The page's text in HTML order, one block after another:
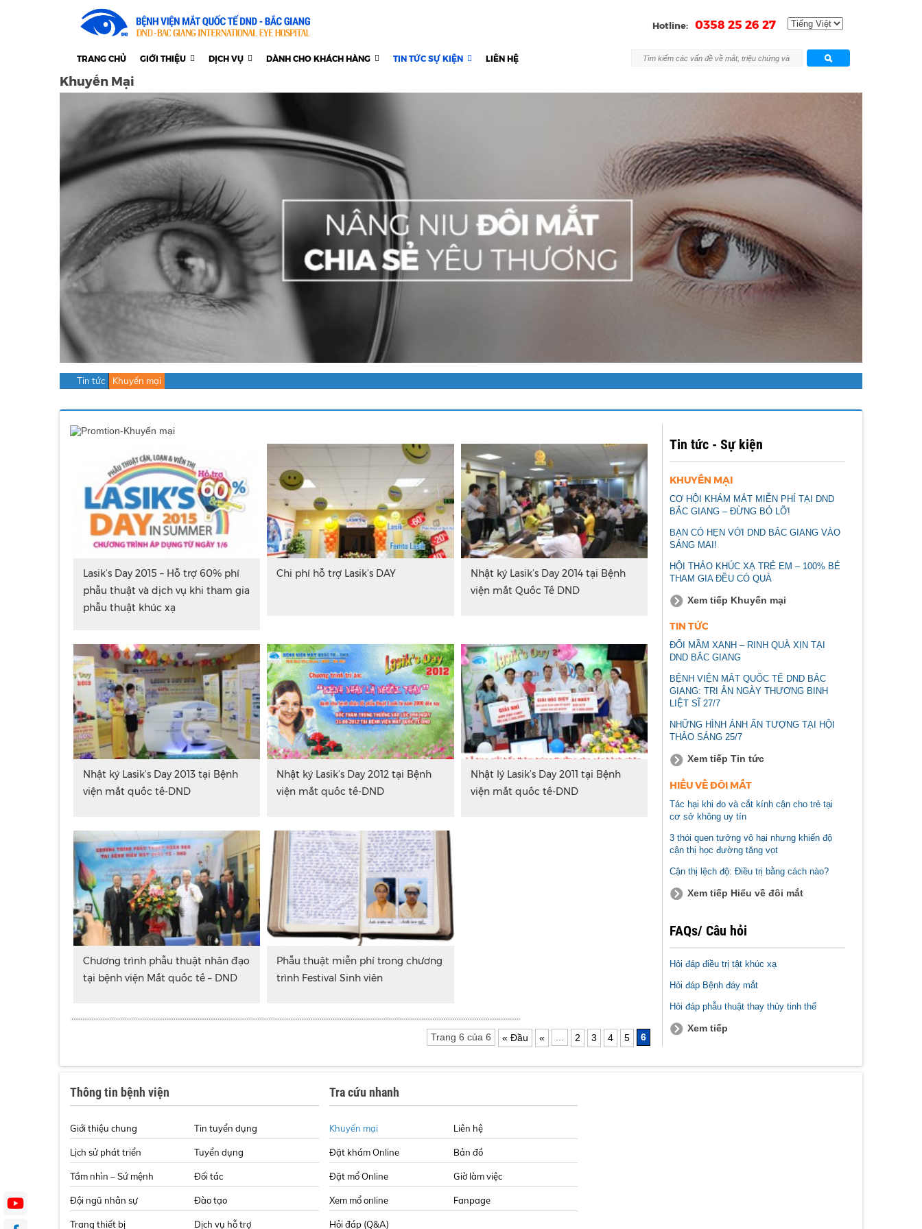
Hotline: 0358 25 26 27
TRANG CHỦ GIỚI THIỆU DỊCH VỤ DÀNH CHO KHÁCH HÀNG TIN TỨC SỰ KIỆN LIÊN HỆ
Khuyến Mại
Tin tức Khuyến mại
Lasik’s Day 2015 – Hỗ trợ 60% phí
phẫu thuật và dịch vụ khi tham gia
phẫu thuật khúc xạ
Chi phí hỗ trợ Lasik’s DAY
Nhật ký Lasik’s Day 2014 tại Bệnh
viện mắt Quốc Tế DND
Nhật ký Lasik’s Day 2013 tại Bệnh
viện mắt quốc tế-DND
Nhật ký Lasik’s Day 2012 tại Bệnh
viện mắt quốc tế-DND
Nhật lý Lasik’s Day 2011 tại Bệnh
viện mắt quốc tế-DND
Chương trình phẫu thuật nhân đạo
tại bệnh viện Mắt quốc tế – DND
Phẫu thuật miễn phí trong chương
trình Festival Sinh viên
Trang 6 của 6 « Đầu « 2 3 4 5 6
Tin tức - Sự kiện
KHUYẾN MẠI
CƠ HỘI KHÁM MẮT MIỄN PHÍ TẠI DND
BẮC GIANG – ĐỪNG BỎ LỠ!
BẠN CÓ HẸN VỚI DND BẮC GIANG VÀO
SÁNG MAI!
HỘI THẢO KHÚC XẠ TRẺ EM – 100% BÉ
THAM GIA ĐỀU CÓ QUÀ
Xem tiếp Khuyến mại
TIN TỨC
ĐỔI MẦM XANH – RINH QUÀ XỊN TẠI
DND BẮC GIANG
BỆNH VIỆN MẮT QUỐC TẾ DND BẮC
GIANG: TRI ÂN NGÀY THƯƠNG BINH
LIỆT SĨ 27/7
NHỮNG HÌNH ẢNH ẤN TƯỢNG TẠI HỘI
THẢO SÁNG 25/7
Xem tiếp Tin tức
HIỂU VỀ ĐÔI MẮT
Tác hại khi đo và cắt kính cận cho trẻ tại
cơ sở không uy tín
3 thói quen tưởng vô hại nhưng khiến độ
cận thị học đường tăng vọt
Cận thị lệch độ: Điều trị bằng cách nào?
Xem tiếp Hiểu về đôi mắt
FAQs/ Câu hỏi
Hỏi đáp điều trị tật khúc xạ
Hỏi đáp Bệnh đáy mắt
Hỏi đáp phẫu thuật thay thủy tinh thể
Xem tiếp
Thông tin bệnh viện
Giới thiệu chung
Lịch sử phát triển
Tầm nhìn – Sứ mệnh
Đội ngũ nhân sự
Trang thiết bị
Tin tuyển dụng
Tuyển dụng
Đối tác
Đào tạo
Dịch vụ hỗ trợ
Tra cứu nhanh
Khuyến mại
Đặt khám Online
Đặt mổ Online
Xem mổ online
Hỏi đáp (Q&A)
Liên hệ
Bản đồ
Giờ làm việc
Fanpage